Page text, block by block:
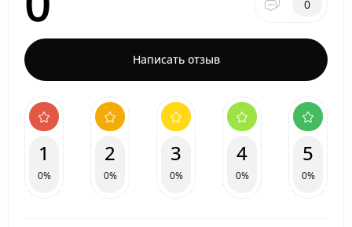
0
Написать отзыв
1
0%
2
0%
3
0%
4
0%
5
0%